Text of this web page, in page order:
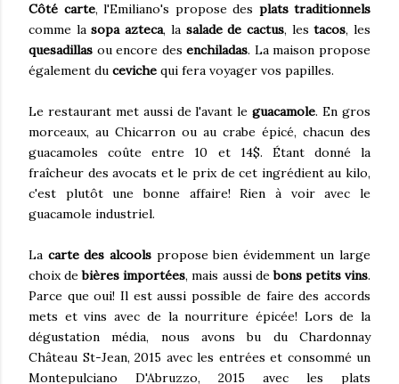
Côté carte, l'Emiliano's propose des plats traditionnels
comme lasopa azteca, la salade de cactus, lestacos, les
quesadillas ou encore desenchiladas. La maison propose
également du ceviche qui fera voyager vos papilles.
Le restaurant met aussi de l'avant leguacamole. En gros
morceaux, au Chicarron ou au crabe épicé, chacun des
guacamoles coûte entre 10 et 14$. Étant donné la
fraîcheur des avocats et le prix de cet ingrédient au kilo,
c'est plutôt une bonne affaire! Rien à voir avec le
guacamole industriel.
La carte des alcoolspropose bien évidemment un large
choix debières importées, mais aussi debons petits vins.
Parce que oui! Il est aussi possible de faire des accords
mets et vins avec de la nourriture épicée! Lors de la
dégustation média, nous avons bu du Chardonnay
Château St-Jean, 2015 avec les entrées et consommé un
Montepulciano D'Abruzzo, 2015 avec les plats